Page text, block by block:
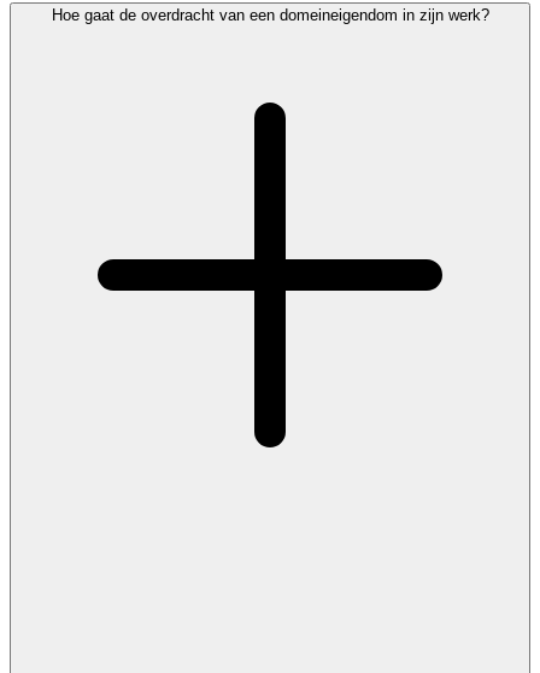
Hoe gaat de overdracht van een domeineigendom in zijn werk?